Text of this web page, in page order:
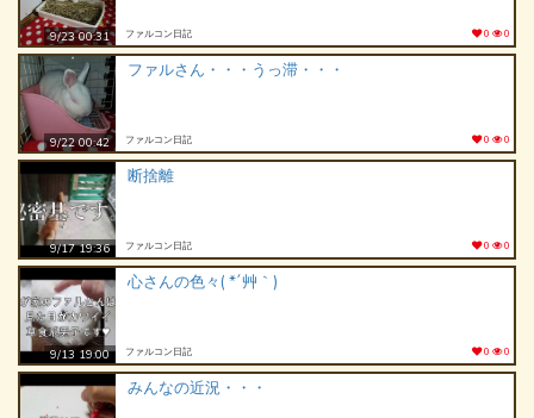
9/23 00:31 ファルコン日記 0 0
9/22 00:42
ファルさん・・・うっ滞・・・
ファルコン日記 0 0
9/17 19:36
断捨離
ファルコン日記 0 0
9/13 19:00
心さんの色々( *´艸｀)
ファルコン日記 0 0
みんなの近況・・・